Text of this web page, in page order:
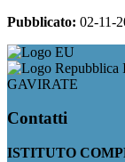
Pubblicato: 02-11-
GAVIRATE
Contatti
ISTITUTO